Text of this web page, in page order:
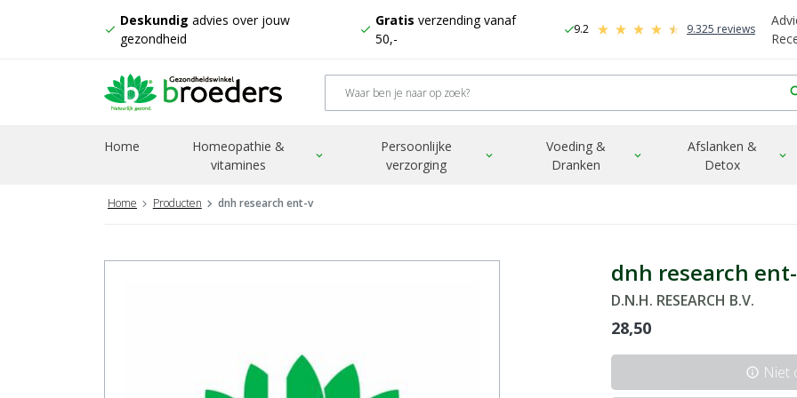
check
Deskundig advies over jouw
gezondheid
check
Gratis verzending vanaf
50,-
check9.2 9.325 reviews
Home
Homeopathie &
vitamines
expand_more
Persoonlijke
verzorging
expand_more
Voeding &
Dranken
expand_more
Afslanken &
Detox
expand_more
Home Producten dnh research ent-v
dnh research
D.N.H. RESEARCH B.V.
28,50
info Niet